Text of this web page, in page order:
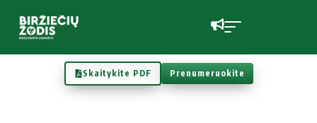
Skaitykite PDF Prenumeruokite